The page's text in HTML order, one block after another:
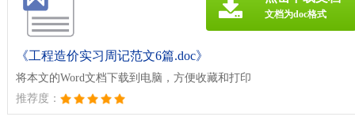
《工程造价实习周记范文6篇.doc》
将本文的Word文档下载到电脑，方便收藏和打印
推荐度：
文档为doc格式